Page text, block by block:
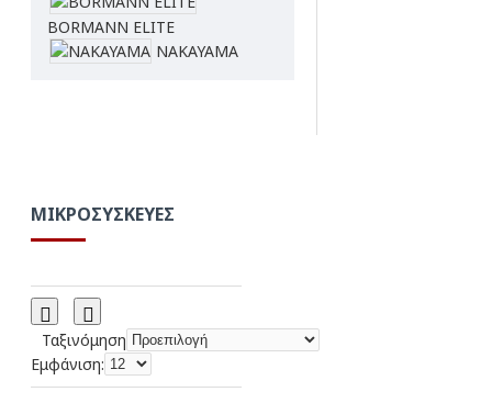
BORMANN ELITE
NAKAYAMA
ΜΙΚΡΟΣΥΣΚΕΥΈΣ
Ταξινόμηση
Εμφάνιση: